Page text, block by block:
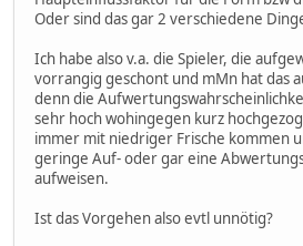
Oder sind das gar 2 verschiedene
Ich habe also v.a. die Spieler, die
vorrangig geschont und mMn hat das
denn die
sehr hoch wohingegen kurz
immer mit niedriger Frische kommen
geringe Auf- oder gar eine
aufweisen.
Ist das Vorgehen also evtl unnötig?